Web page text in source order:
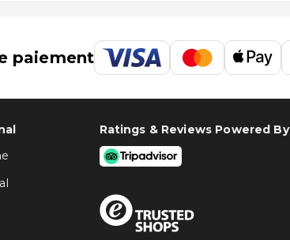
paiement
Ratings & Reviews Powered By